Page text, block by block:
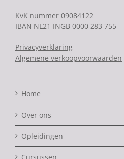
KvK nummer 09084122
IBAN NL21 INGB 0000 283 755
Privacyverklaring
Algemene verkoopvoorwaarden
Home
Over ons
Opleidingen